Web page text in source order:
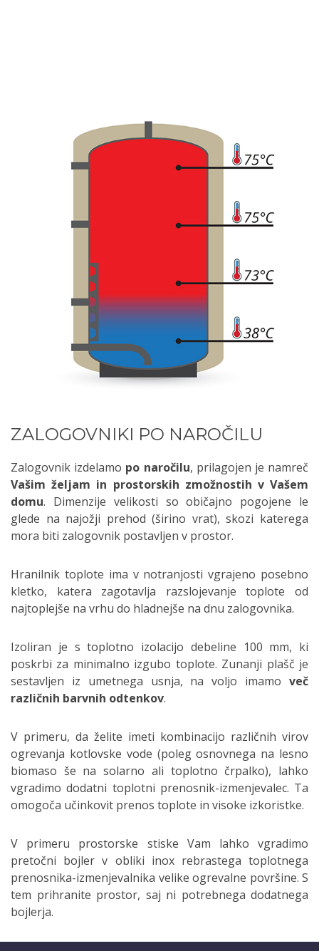
ZALOGOVNIKI PO NAROČILU
Zalogovnik izdelamo po naročilu, prilagojen je namreč
Vašim željam in prostorskih zmožnostih v Vašem
domu. Dimenzije velikosti so običajno pogojene le
glede na najožji prehod (širino vrat), skozi katerega
mora biti zalogovnik postavljen v prostor.
Hranilnik toplote ima v notranjosti vgrajeno posebno
kletko, katera zagotavlja razslojevanje toplote od
najtoplejše na vrhu do hladnejše na dnu zalogovnika.
Izoliran je s toplotno izolacijo debeline 100 mm, ki
poskrbi za minimalno izgubo toplote. Zunanji plašč je
sestavljen iz umetnega usnja, na voljo imamo več
različnih barvnih odtenkov.
V primeru, da želite imeti kombinacijo različnih virov
ogrevanja kotlovske vode (poleg osnovnega na lesno
biomaso še na solarno ali toplotno črpalko), lahko
vgradimo dodatni toplotni prenosnik-izmenjevalec. Ta
omogoča učinkovit prenos toplote in visoke izkoristke.
V primeru prostorske stiske Vam lahko vgradimo
pretočni bojler v obliki inox rebrastega toplotnega
prenosnika-izmenjevalnika velike ogrevalne površine. S
tem prihranite prostor, saj ni potrebnega dodatnega
bojlerja.